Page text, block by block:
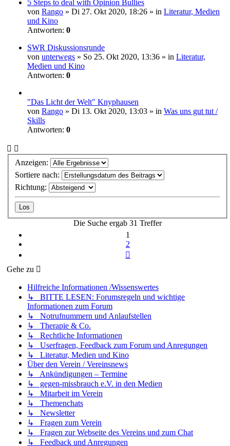
5 Steps to deal with Opinion Bullies
von Rango » Di 27. Okt 2020, 18:26 » in Literatur, Medien
und Kino
Antworten: 0
SWR Diskussionsrunde
von unterwegs » So 25. Okt 2020, 13:36 » in Literatur,
Medien und Kino
Antworten: 0
"Das Licht der Welt" Knyphausen
von Rango » Di 13. Okt 2020, 13:03 » in Was uns gut tut /
Skills
Antworten: 0
Anzeigen:
Sortiere nach:
Richtung:
Die Suche ergab 31 Treffer
1
2
Gehe zu
Hilfreiche Informationen /Wissenswertes
↳ BITTE LESEN: Forumsregeln und wichtige
Informationen zum Forum
↳ Notrufnummern und Anlaufstellen
↳ Therapie & Co.
↳ Rechtliche Informationen
↳ Userfragen, Feedback zum Forum und Anregungen
↳ Literatur, Medien und Kino
Über den Verein / Vereinsnews
↳ Ankündigungen – Termine
↳ gegen-missbrauch e.V. in den Medien
↳ Mitarbeit im Verein
↳ Themenchats
↳ Newsletter
↳ Fragen zum Verein
↳ Fragen zur Webseite des Vereins und zum Chat
↳ Feedback und Anregungen